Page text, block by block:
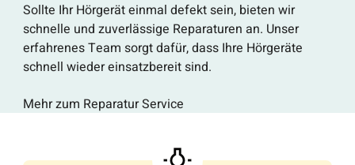
Sollte Ihr Hörgerät einmal defekt sein, bieten wir
schnelle und zuverlässige Reparaturen an. Unser
erfahrenes Team sorgt dafür, dass Ihre Hörgeräte
schnell wieder einsatzbereit sind.
Mehr zum Reparatur Service